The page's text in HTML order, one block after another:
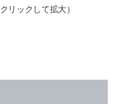
クリックして拡大）